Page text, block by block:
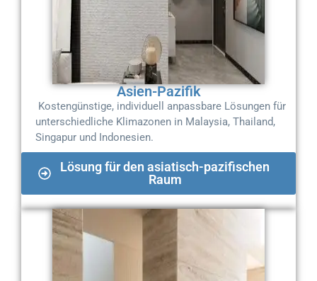
Asien-Pazifik
Kostengünstige, individuell anpassbare Lösungen für
unterschiedliche Klimazonen in Malaysia, Thailand,
Singapur und Indonesien.
Lösung für den asiatisch-pazifischen
Raum